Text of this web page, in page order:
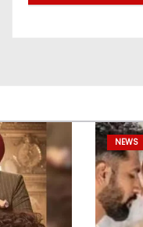
NEWS